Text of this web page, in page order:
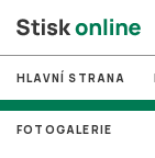
# MUNI
HLAVNÍ STRANA
FOTOGALERIE